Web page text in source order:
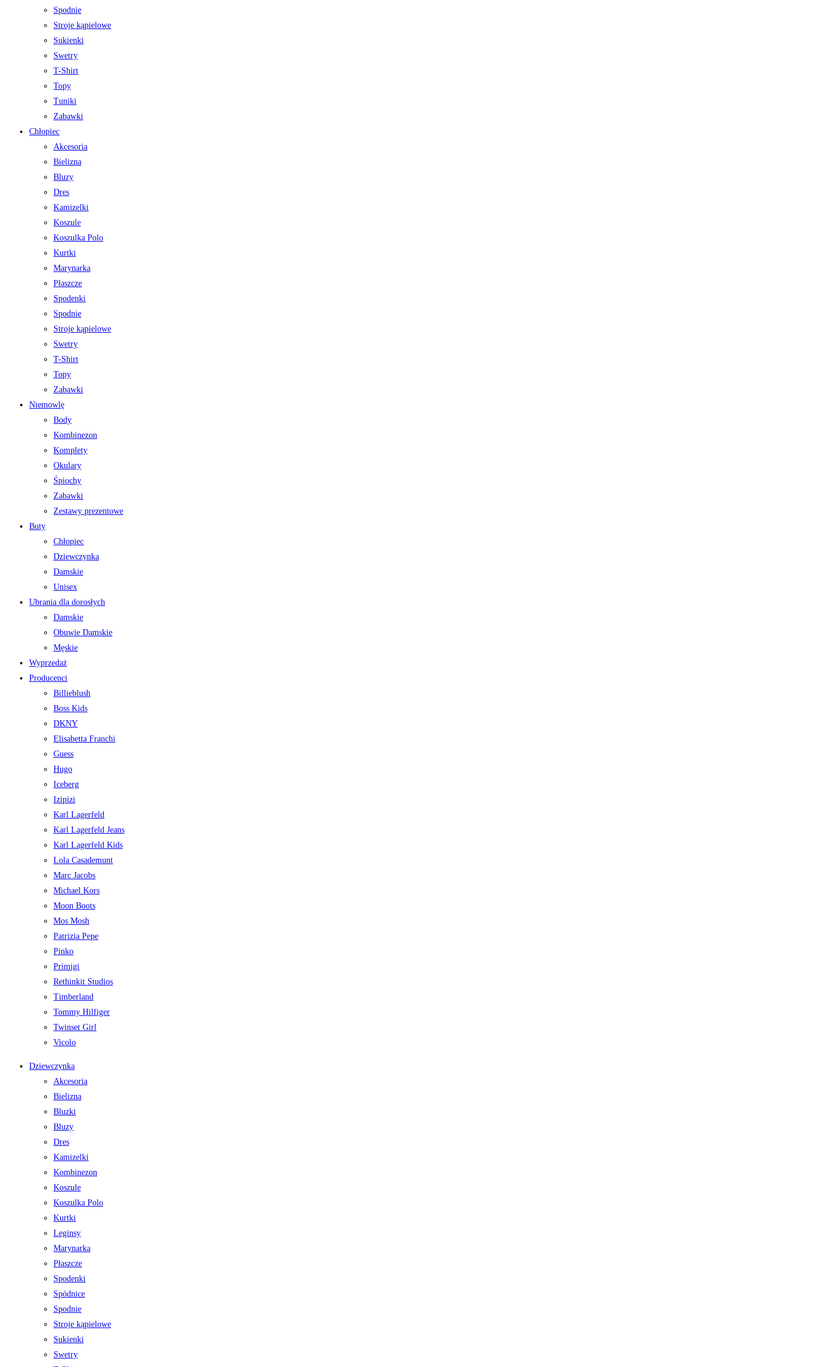
Spodnie
Stroje kąpielowe
Sukienki
Swetry
T-Shirt
Topy
Tuniki
Zabawki
Chłopiec
Akcesoria
Bielizna
Bluzy
Dres
Kamizelki
Koszule
Koszulka Polo
Kurtki
Marynarka
Płaszcze
Spodenki
Spodnie
Stroje kąpielowe
Swetry
T-Shirt
Topy
Zabawki
Niemowlę
Body
Kombinezon
Komplety
Okulary
Śpiochy
Zabawki
Zestawy prezentowe
Buty
Chłopiec
Dziewczynka
Damskie
Unisex
Ubrania dla dorosłych
Damskie
Obuwie Damskie
Męskie
Wyprzedaż
Producenci
Billieblush
Boss Kids
DKNY
Elisabetta Franchi
Guess
Hugo
Iceberg
Izipizi
Karl Lagerfeld
Karl Lagerfeld Jeans
Karl Lagerfeld Kids
Lola Casademunt
Marc Jacobs
Michael Kors
Moon Boots
Mos Mosh
Patrizia Pepe
Pinko
Primigi
Rethinkit Studios
Timberland
Tommy Hilfiger
Twinset Girl
Vicolo
Dziewczynka
Akcesoria
Bielizna
Bluzki
Bluzy
Dres
Kamizelki
Kombinezon
Koszule
Koszulka Polo
Kurtki
Leginsy
Marynarka
Płaszcze
Spodenki
Spódnice
Spodnie
Stroje kąpielowe
Sukienki
Swetry